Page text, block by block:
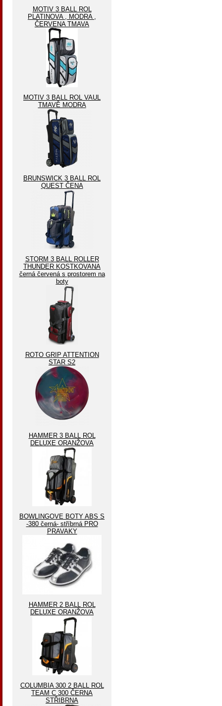
MOTIV 3 BALL ROL
PLATINOVA , MODRA ,
ČERVENA TMAVA
MOTIV 3 BALL ROL VAUL
TMAVĚ MODRA
BRUNSWICK 3 BALL ROL
QUEST ČENA
STORM 3 BALL ROLLER
THUNDER KOSTKOVANA
černá červená s prostorem na
boty
ROTO GRIP ATTENTION
STAR S2
HAMMER 3 BALL ROL
DELUXE ORANŽOVA
BOWLINGOVE BOTY ABS S
-380 černá- stříbrná PRO
PRAVAKY
HAMMER 2 BALL ROL
DELUXE ORANŽOVA
COLUMBIA 300 2 BALL ROL
TEAM C 300 ČERNA
STŘIBRNA